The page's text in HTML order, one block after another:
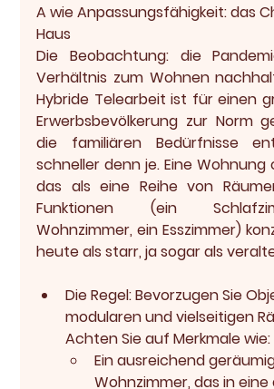
A wie Anpassungsfähigkeit: das
Haus
Die Beobachtung: die
Verhältnis zum Wohnen
Hybride Telearbeit ist für einen
Erwerbsbevölkerung zur Norm
die familiären Bedürfnisse
schneller denn je. Eine Wohnung
das als eine Reihe von
Funktionen (ein
Wohnzimmer, ein Esszimmer)
heute als starr, ja sogar als
Die Regel: Bevorzugen Sie
modularen und vielseitigen
Achten Sie auf Merkmale wie:
Ein ausreichend
Wohnzimmer, das in eine